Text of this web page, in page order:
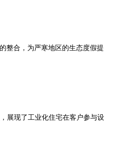
整合，为严寒地区的生态度假提
展现了工业化住宅在客户参与设